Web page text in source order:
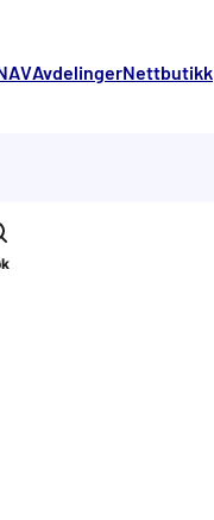
AvdelingerNettbutikk